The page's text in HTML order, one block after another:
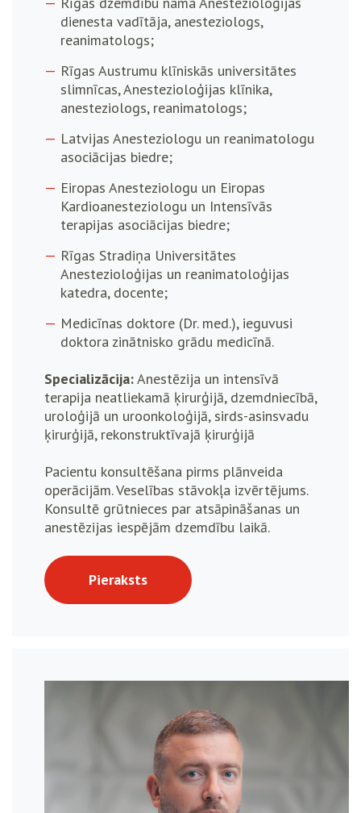
dienesta vadītāja, anesteziologs,
reanimatologs;
Rīgas Austrumu klīniskās universitātes
slimnīcas, Anestezioloģijas klīnika,
anesteziologs, reanimatologs;
Latvijas Anesteziologu un reanimatologu
asociācijas biedre;
Eiropas Anesteziologu un Eiropas
Kardioanesteziologu un Intensīvās
terapijas asociācijas biedre;
Rīgas Stradiņa Universitātes
Anestezioloģijas un reanimatoloģijas
katedra, docente;
Medicīnas doktore (Dr. med.), ieguvusi
doktora zinātnisko grādu medicīnā.
Specializācija:Anestēzija un intensīvā
terapija neatliekamā ķirurģijā, dzemdniecībā,
uroloģijā un uroonkoloģijā, sirds-asinsvadu
ķirurģijā, rekonstruktīvajā ķirurģijā
Pacientu konsultēšana pirms plānveida
operācijām. Veselības stāvokļa izvērtējums.
Konsultē grūtnieces par atsāpināšanas un
anestēzijas iespējām dzemdību laikā.
Pieraksts